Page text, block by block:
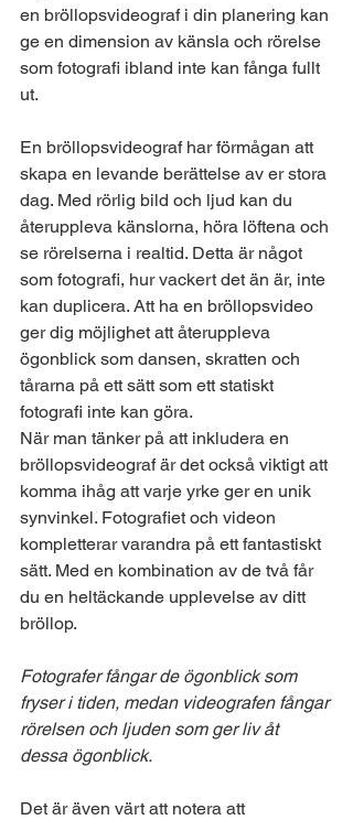
en bröllopsvideograf i din planering kan
ge en dimension av känsla och rörelse
som fotografi ibland inte kan fånga fullt
ut.
En bröllopsvideograf har förmågan att
skapa en levande berättelse av er stora
dag. Med rörlig bild och ljud kan du
återuppleva känslorna, höra löftena och
se rörelserna i realtid. Detta är något
som fotografi, hur vackert det än är, inte
kan duplicera. Att ha en bröllopsvideo
ger dig möjlighet att återuppleva
ögonblick som dansen, skratten och
tårarna på ett sätt som ett statiskt
fotografi inte kan göra.
När man tänker på att inkludera en
bröllopsvideograf är det också viktigt att
komma ihåg att varje yrke ger en unik
synvinkel. Fotografiet och videon
kompletterar varandra på ett fantastiskt
sätt. Med en kombination av de två får
du en heltäckande upplevelse av ditt
bröllop.
Fotografer fångar de ögonblick som
fryser i tiden, medan videografen fångar
rörelsen och ljuden som ger liv åt
dessa ögonblick.
Det är även värt att notera att